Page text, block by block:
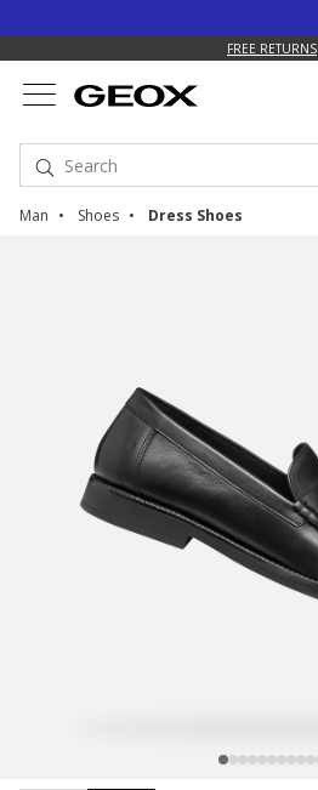
FREE RETURNS
Man Shoes Dress Shoes